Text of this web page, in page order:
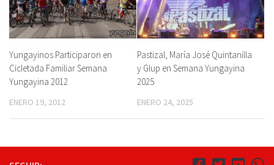
Yungayinos Participaron en
Cicletada Familiar Semana
Yungayina 2012
ENERO 19, 2012
Pastizal, María José Quintanilla
y Glup en Semana Yungayina
2025
ENERO 24, 2025